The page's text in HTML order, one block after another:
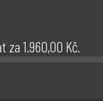
za 1.960,00 Kč.